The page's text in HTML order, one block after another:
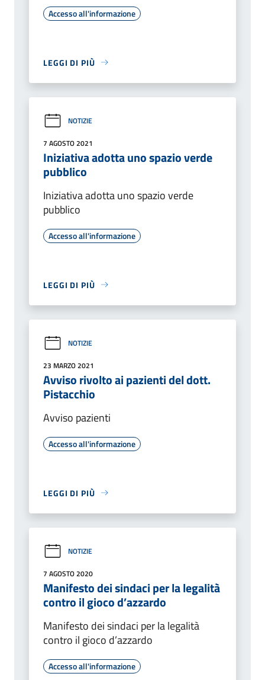
Accesso all'informazione
LEGGI DI PIÙ
NOTIZIE
7 AGOSTO 2021
Iniziativa adotta uno spazio verde
pubblico
Iniziativa adotta uno spazio verde
pubblico
Accesso all'informazione
LEGGI DI PIÙ
NOTIZIE
23 MARZO 2021
Avviso rivolto ai pazienti del dott.
Pistacchio
Avviso pazienti
Accesso all'informazione
LEGGI DI PIÙ
NOTIZIE
7 AGOSTO 2020
Manifesto dei sindaci per la legalità
contro il gioco d’azzardo
Manifesto dei sindaci per la legalità
contro il gioco d’azzardo
Accesso all'informazione